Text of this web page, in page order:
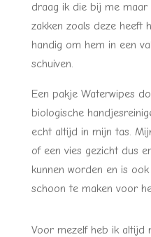
draag ik die bij me
zakken zoals deze heeft
handig om hem in een
schuiven.
Een pakje Waterwipes
biologische
echt altijd in mijn tas.
of een vies gezicht dus
kunnen worden en is
schoon te maken voor
Voor mezelf heb ik altijd